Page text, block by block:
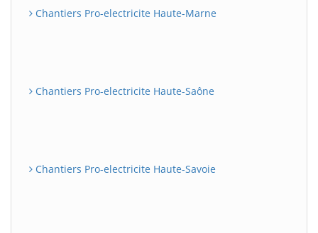
Chantiers Pro-electricite Haute-Marne
Chantiers Pro-electricite Haute-Saône
Chantiers Pro-electricite Haute-Savoie